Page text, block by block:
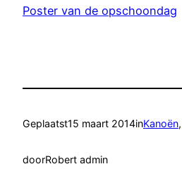
Poster van de opschoondag
Geplaatst15 maart 2014inKanoën,
doorRobert admin